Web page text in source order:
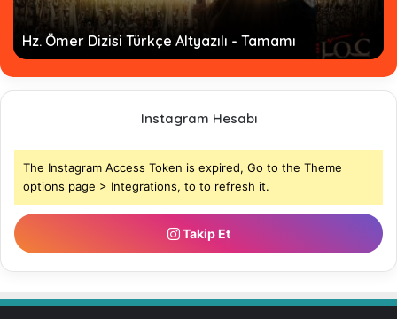
Hz. Ömer Dizisi Türkçe Altyazılı - Tamamı
Instagram Hesabı
The Instagram Access Token is expired, Go to the Theme
options page > Integrations, to to refresh it.
Takip Et